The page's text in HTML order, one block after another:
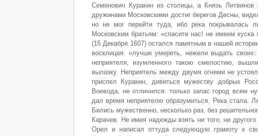
Семенович Куракин из столицы, а Князь
дружинами Московскими достиг берегов Десны,
но не мог перейти туда, ибо река покрывалась
Московским братьям: «спасите нас! не имеем
(15 Декабря 1607) остался памятным в нашей
восклицая: «лучше умереть, нежели выдать
неприятеля, изумленного такою смелостию,
вылазку. Неприятель между двумя огнями не
приспел Куракин, дивиться мужеству добрых
Воевода, не отличился: только запас город всем
дал время неприятелю образумиться. Река стала.
Бились мужественно, несколько раз, без
Карачев. Не имея надежды взять ни того, ни
Орел и написал оттуда следующую грамоту к